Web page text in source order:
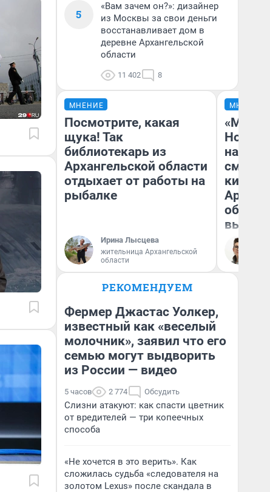
5
«Вам зачем он?»: дизайнер
из Москвы за свои деньги
восстанавливает дом в
деревне Архангельской
области
11 402 8
МНЕНИЕ
Посмотрите, какая
щука! Так
библиотекарь из
Архангельской области
отдыхает от работы на
рыбалке
Ирина Лысцева
жительница Архангельской
области
МНЕНИЕ
«Мы
РЕКОМЕНДУЕМ
Фермер Джастас Уолкер,
известный как «веселый
молочник», заявил что его
семью могут выдворить
из России — видео
5 часов 2 774 Обсудить
Слизни атакуют: как спасти цветник
от вредителей — три копеечных
способа
«Не хочется в это верить». Как
сложилась судьба «следователя на
золотом Lexus» после скандала в